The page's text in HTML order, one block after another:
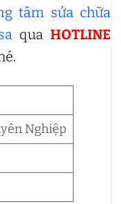
tâm sửa chữa
quaHOTLINE
Nghiệp